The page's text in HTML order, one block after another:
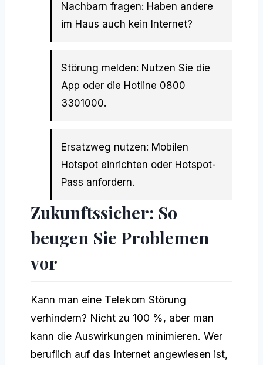
Nachbarn fragen: Haben andere
im Haus auch kein Internet?
Störung melden: Nutzen Sie die
App oder die Hotline 0800
3301000.
Ersatzweg nutzen: Mobilen
Hotspot einrichten oder Hotspot-
Pass anfordern.
Zukunftssicher: So
beugen Sie Problemen
vor
Kann man eine Telekom Störung
verhindern? Nicht zu 100 %, aber man
kann die Auswirkungen minimieren. Wer
beruflich auf das Internet angewiesen ist,